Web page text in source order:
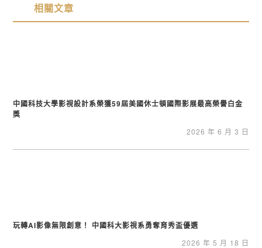
相關文章
中國科技大學影視設計系榮獲59屆美國休士頓國際影展最高榮譽白金
獎
2026 年 6 月 3 日
玩轉AI影像無限創意！ 中國科大影視系勇奪育秀盃優選
2026 年 5 月 18 日